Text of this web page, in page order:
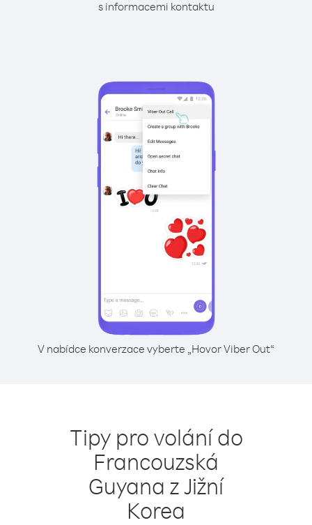
s informacemi kontaktu
V nabídce konverzace vyberte „Hovor Viber Out“
Tipy pro volání do
Francouzská
Guyana z Jižní
Korea